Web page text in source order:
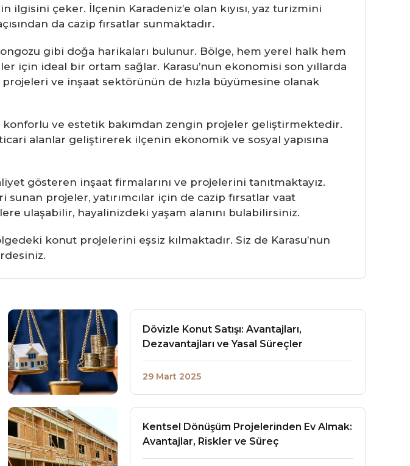
çeker. İlçenin Karadeniz’e olan kıyısı, yaz turizmini
da cazip fırsatlar sunmaktadır.
gibi doğa harikaları bulunur. Bölge, hem yerel halk hem
ideal bir ortam sağlar. Karasu’nun ekonomisi son yıllarda
ve inşaat sektörünün de hızla büyümesine olanak
ve estetik bakımdan zengin projeler geliştirmektedir.
alanlar geliştirerek ilçenin ekonomik ve sosyal yapısına
gösteren inşaat firmalarını ve projelerini tanıtmaktayız.
projeler, yatırımcılar için de cazip fırsatlar vaat
ulaşabilir, hayalinizdeki yaşam alanını bulabilirsiniz.
konut projelerini eşsiz kılmaktadır. Siz de Karasu’nun
Dövizle Konut Satışı: Avantajları,
Dezavantajları ve Yasal Süreçler
29 Mart 2025
Kentsel Dönüşüm Projelerinden Ev Almak:
Avantajlar, Riskler ve Süreç